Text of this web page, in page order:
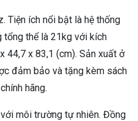
Tiện ích nổi bật là hệ thống
tổng thể là 21kg với kích
44,7 x 83,1 (cm). Sản xuất ở
đảm bảo và tặng kèm sách
hãng.
môi trường tự nhiên. Đồng